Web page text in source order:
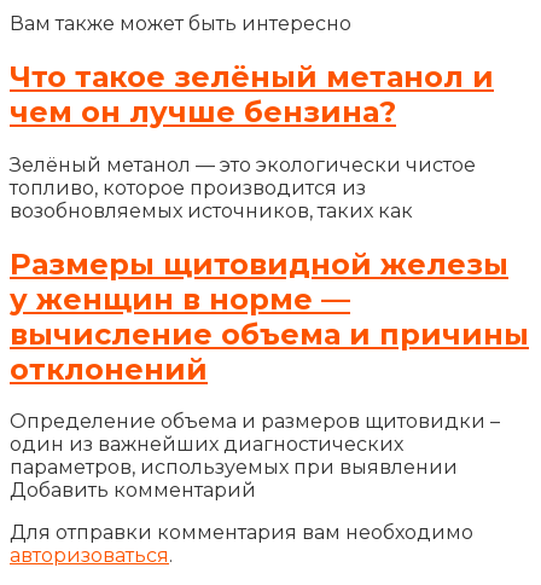
Вам также может быть интересно
Что такое зелёный метанол и
чем он лучше бензина?
Зелёный метанол — это экологически чистое
топливо, которое производится из
возобновляемых источников, таких как
Размеры щитовидной железы
у женщин в норме —
вычисление объема и причины
отклонений
Определение объема и размеров щитовидки –
один из важнейших диагностических
параметров, используемых при выявлении
Добавить комментарий
Для отправки комментария вам необходимо
авторизоваться.